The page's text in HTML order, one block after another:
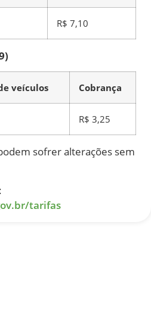
R$ 7,10
veículos Cobrança
R$ 3,25
sofrer alterações sem
tarifas